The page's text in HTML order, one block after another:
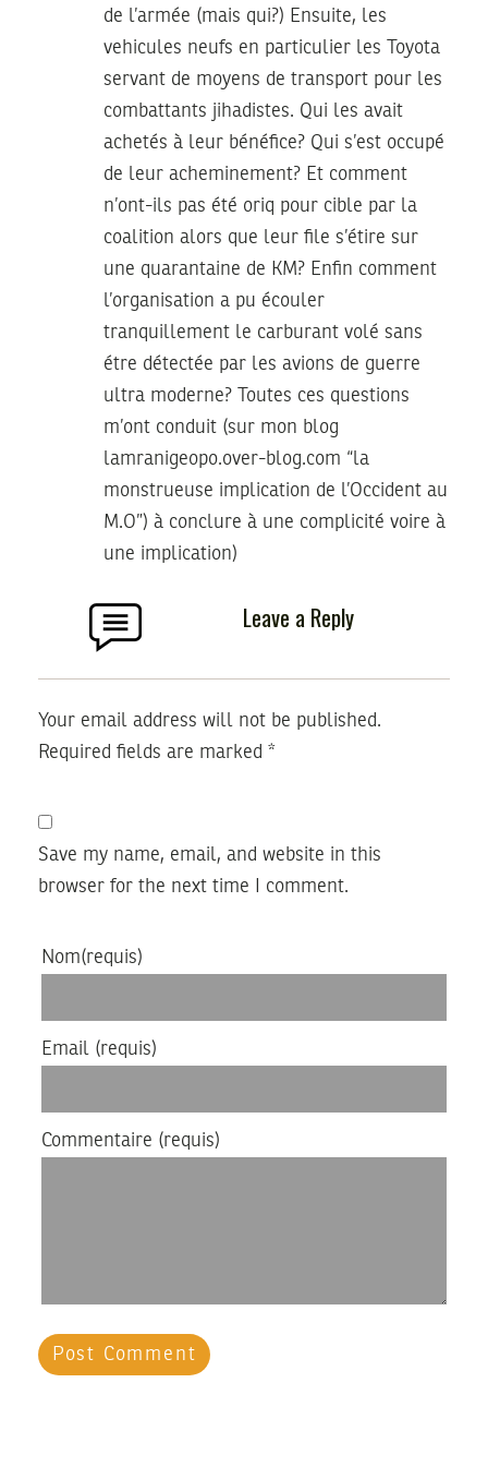
de l’armée (mais qui?) Ensuite, les
vehicules neufs en particulier les Toyota
servant de moyens de transport pour les
combattants jihadistes. Qui les avait
achetés à leur bénéfice? Qui s’est occupé
de leur acheminement? Et comment
n’ont-ils pas été oriq pour cible par la
coalition alors que leur file s’étire sur
une quarantaine de KM? Enfin comment
l’organisation a pu écouler
tranquillement le carburant volé sans
étre détectée par les avions de guerre
ultra moderne? Toutes ces questions
m’ont conduit (sur mon blog
lamranigeopo.over-blog.com “la
monstrueuse implication de l’Occident au
M.O”) à conclure à une complicité voire à
une implication)
Leave a Reply
Your email address will not be published.
Required fields are marked *
Save my name, email, and website in this
browser for the next time I comment.
Nom(requis)
Email (requis)
Commentaire (requis)